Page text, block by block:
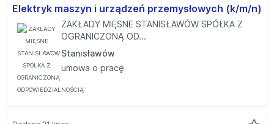
Elektryk maszyn i urządzeń przemysłowych (k/m/n)
ZAKŁADY MIĘSNE STANISŁAWÓW SPÓŁKA Z
OGRANICZONĄ OD...
Stanisławów
umowa o pracę